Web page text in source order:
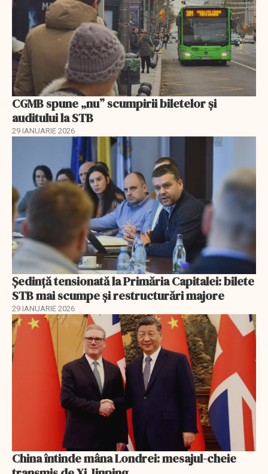
CGMB spune „nu” scumpirii biletelor și
auditului la STB
29 IANUARIE 2026
Ședință tensionată la Primăria Capitalei: bilete
STB mai scumpe și restructurări majore
29 IANUARIE 2026
China întinde mâna Londrei: mesajul-cheie